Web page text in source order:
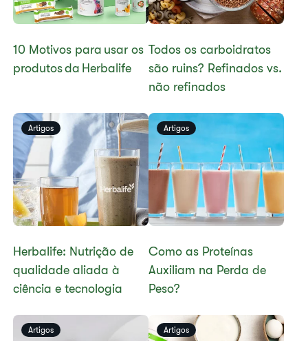
10 Motivos para usar os
produtos da Herbalife
Todos os carboidratos
são ruins? Refinados vs.
não refinados
Artigos
Herbalife: Nutrição de
qualidade aliada à
ciência e tecnologia
Artigos
​​Como as Proteínas
Auxiliam na Perda de
Peso?​
Artigos Artigos